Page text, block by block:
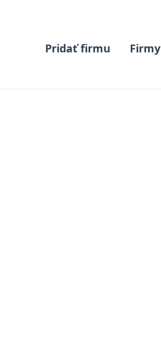
Pridať firmu Firmy